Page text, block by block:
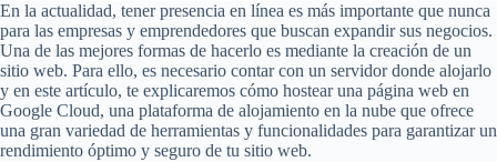
En la actualidad, tener presencia en línea es más importante que nunca
para las empresas y emprendedores que buscan expandir sus negocios.
Una de las mejores formas de hacerlo es mediante la creación de un
sitio web. Para ello, es necesario contar con un servidor donde alojarlo
y en este artículo, te explicaremos cómo hostear una página web en
Google Cloud, una plataforma de alojamiento en la nube que ofrece
una gran variedad de herramientas y funcionalidades para garantizar un
rendimiento óptimo y seguro de tu sitio web.